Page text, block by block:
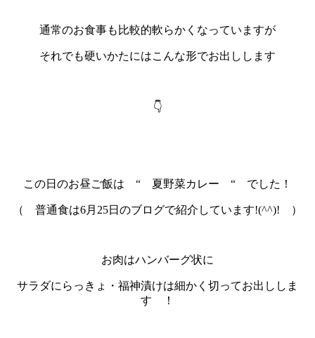
通常のお食事も比較的軟らかくなっていますが
それでも硬いかたにはこんな形でお出しします
👇
この日のお昼ご飯は “ 夏野菜カレー “ でした！
（ 普通食は6月25日のブログで紹介しています!(^^)! ）
お肉はハンバーグ状に
サラダにらっきょ・福神漬けは細かく切ってお出ししま
す ！